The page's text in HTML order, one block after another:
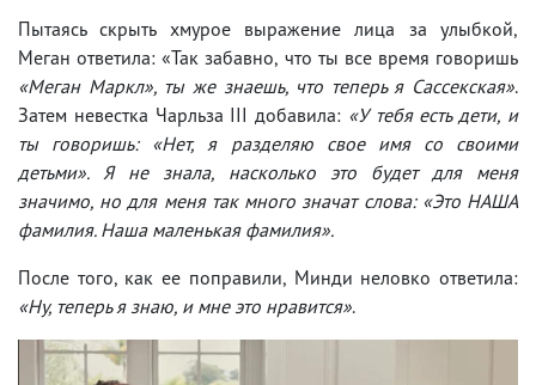
Пытаясь скрыть хмурое выражение лица за улыбкой,
Меган ответила: «Так забавно, что ты все время говоришь
«Меган Маркл», ты же знаешь, что теперь я Сассекская».
Затем невестка Чарльза III добавила: «У тебя есть дети, и
ты говоришь: «Нет, я разделяю свое имя со своими
детьми». Я не знала, насколько это будет для меня
значимо, но для меня так много значат слова: «Это НАША
фамилия. Наша маленькая фамилия».
После того, как ее поправили, Минди неловко ответила:
«Ну, теперь я знаю, и мне это нравится».